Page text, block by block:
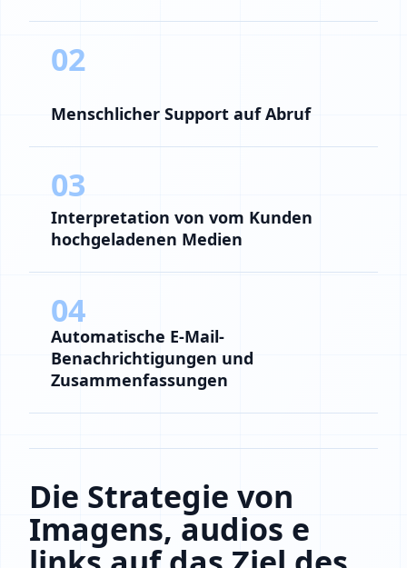
02
Menschlicher Support auf Abruf
03
Interpretation von vom Kunden
hochgeladenen Medien
04
Automatische E-Mail-
Benachrichtigungen und
Zusammenfassungen
Die Strategie von
Imagens, audios e